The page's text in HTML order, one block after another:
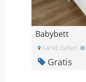
Babybett
Sankt Gallen
Gratis